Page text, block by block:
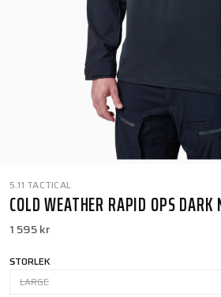
5.11 TACTICAL
COLD WEATHER RAPID OPS DARK
1 595 kr
STORLEK
LARGE